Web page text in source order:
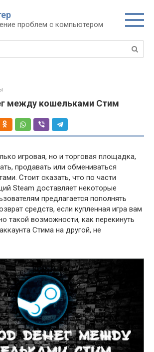
проблем с компьютером
между кошельками Стим
игровая, но и торговая площадка,
продавать или обмениваться
Стоит сказать, что по части
Steam доставляет некоторые
предлагается пополнять
средств, если купленная игра вам
такой возможности, как перекинуть
Стима на другой, не